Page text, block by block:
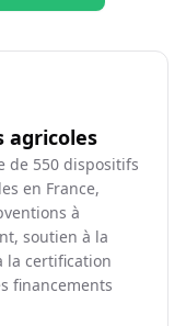
agricoles
de 550 dispositifs
en France,
à
soutien à la
la certification
financements